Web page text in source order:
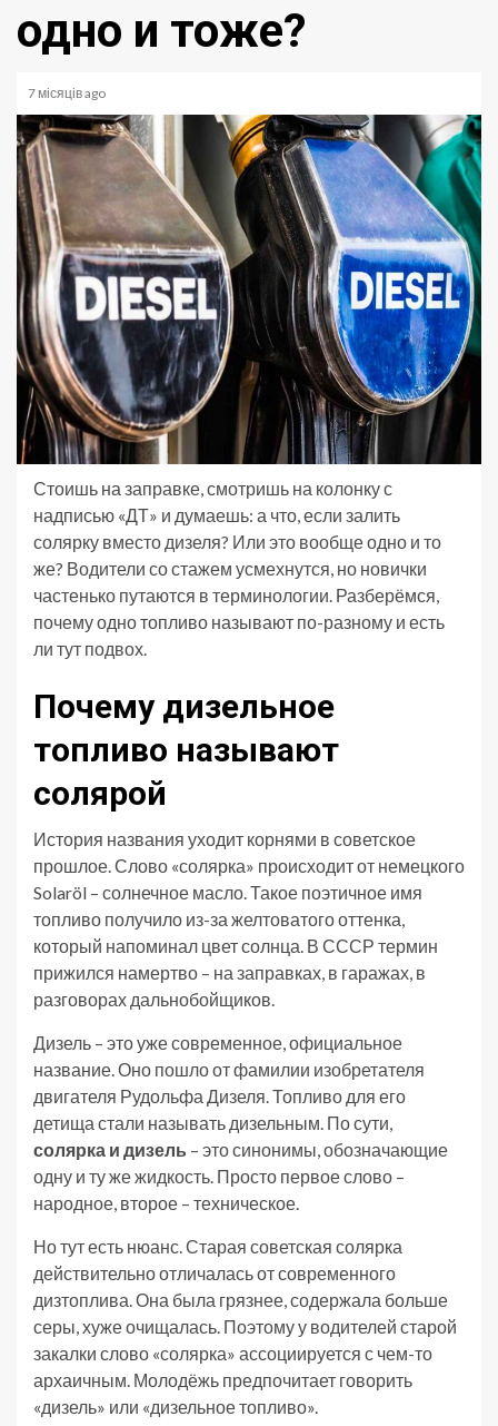
одно и тоже?
7 місяців ago
Стоишь на заправке, смотришь на колонку с
надписью «ДТ» и думаешь: а что, если залить
солярку вместо дизеля? Или это вообще одно и то
же? Водители со стажем усмехнутся, но новички
частенько путаются в терминологии. Разберёмся,
почему одно топливо называют по-разному и есть
ли тут подвох.
Почему дизельное
топливо называют
солярой
История названия уходит корнями в советское
прошлое. Слово «солярка» происходит от немецкого
Solaröl – солнечное масло. Такое поэтичное имя
топливо получило из-за желтоватого оттенка,
который напоминал цвет солнца. В СССР термин
прижился намертво – на заправках, в гаражах, в
разговорах дальнобойщиков.
Дизель – это уже современное, официальное
название. Оно пошло от фамилии изобретателя
двигателя Рудольфа Дизеля. Топливо для его
детища стали называть дизельным. По сути,
солярка и дизель – это синонимы, обозначающие
одну и ту же жидкость. Просто первое слово –
народное, второе – техническое.
Но тут есть нюанс. Старая советская солярка
действительно отличалась от современного
дизтоплива. Она была грязнее, содержала больше
серы, хуже очищалась. Поэтому у водителей старой
закалки слово «солярка» ассоциируется с чем-то
архаичным. Молодёжь предпочитает говорить
«дизель» или «дизельное топливо».